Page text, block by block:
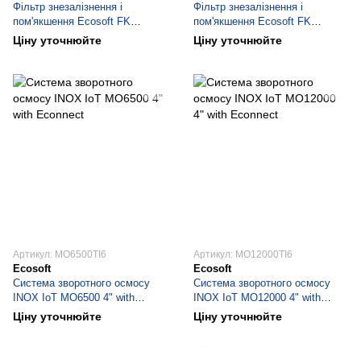
Фільтр знезалізнення і
пом'якшення Ecosoft FK
4272СЕ2
Ціну уточнюйте
Фільтр знезалізнення і
пом'якшення Ecosoft FK
4872CE2
Ціну уточнюйте
Артикул: MO6500TI6
Ecosoft
Система зворотного осмосу
INOX IoT МО6500 4" with
Econnect
Ціну уточнюйте
Артикул: MO12000TI6
Ecosoft
Система зворотного осмосу
INOX IoT МО12000 4" with
Econnect
Ціну уточнюйте